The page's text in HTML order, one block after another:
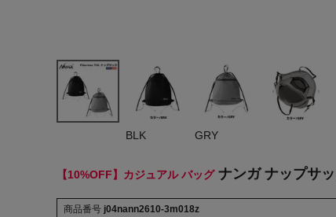
プレゼント
子育て
BLK GRY
【10%OFF】カジュアル バッグ ナンガ ナップサ
商品番号 j04nann2610-3m018z